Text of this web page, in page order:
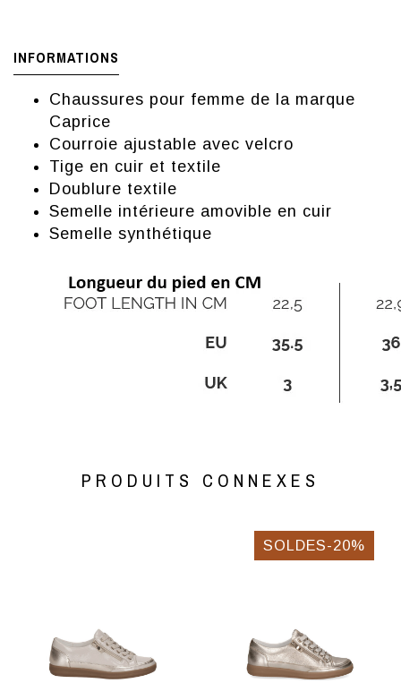
INFORMATIONS
Chaussures pour femme de la marque
Caprice
Courroie ajustable avec velcro
Tige en cuir et textile
Doublure textile
Semelle intérieure amovible en cuir
Semelle synthétique
PRODUITS CONNEXES
SOLDES-20%